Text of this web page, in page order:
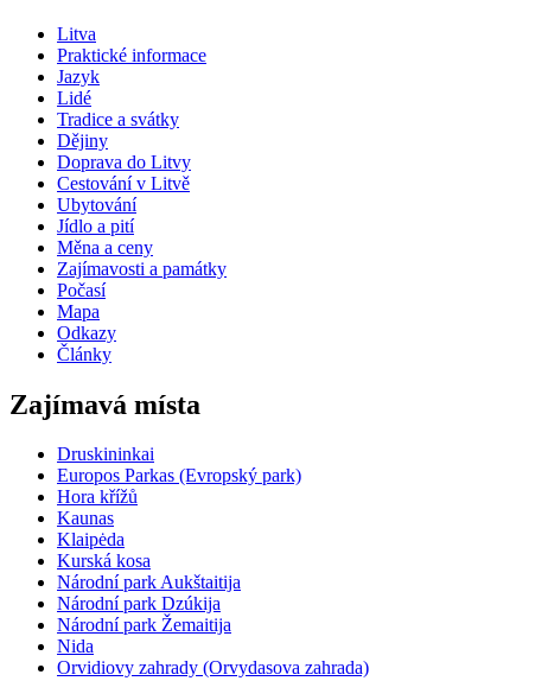
Litva
Praktické informace
Jazyk
Lidé
Tradice a svátky
Dějiny
Doprava do Litvy
Cestování v Litvě
Ubytování
Jídlo a pití
Měna a ceny
Zajímavosti a památky
Počasí
Mapa
Odkazy
Články
Zajímavá místa
Druskininkai
Europos Parkas (Evropský park)
Hora křížů
Kaunas
Klaipėda
Kurská kosa
Národní park Aukštaitija
Národní park Dzúkija
Národní park Žemaitija
Nida
Orvidiovy zahrady (Orvydasova zahrada)